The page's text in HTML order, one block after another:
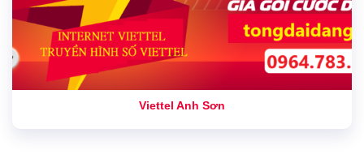
Viettel Anh Sơn